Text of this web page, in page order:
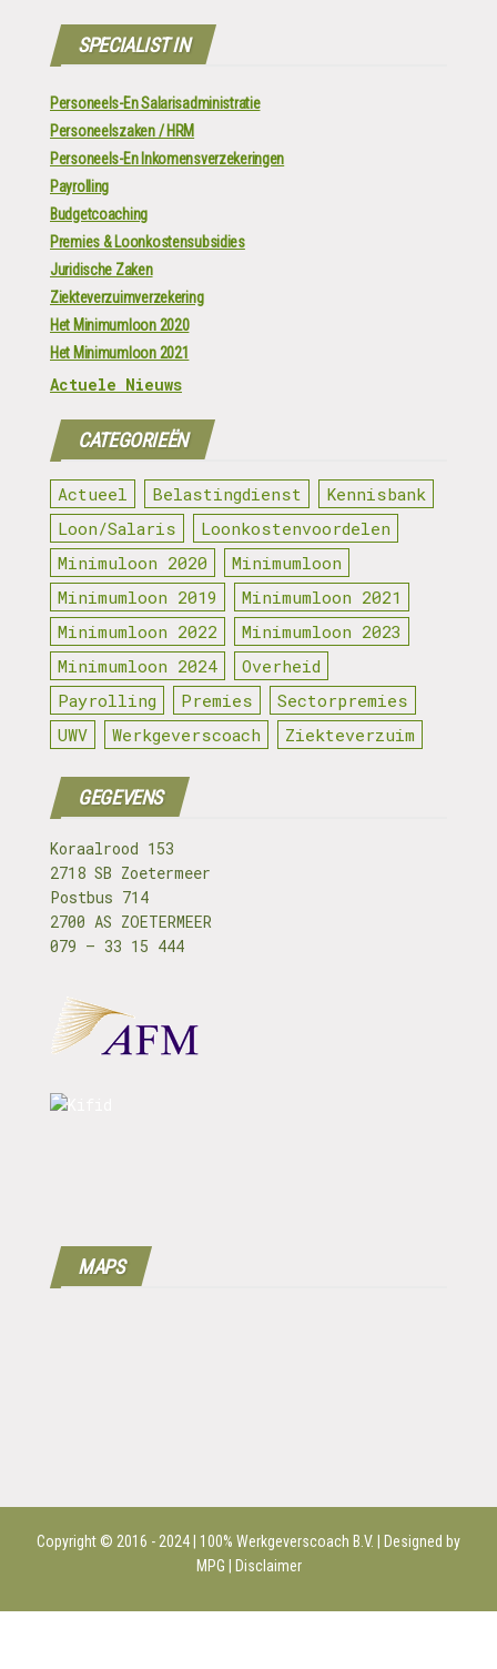
SPECIALIST IN
Personeels-En Salarisadministratie
Personeelszaken / HRM
Personeels-En Inkomensverzekeringen
Payrolling
Budgetcoaching
Premies & Loonkostensubsidies
Juridische Zaken
Ziekteverzuimverzekering
Het Minimumloon 2020
Het Minimumloon 2021
Actuele Nieuws
CATEGORIEËN
Actueel Belastingdienst
Kennisbank
Loon/Salaris
Loonkostenvoordelen
Minimuloon 2020
Minimumloon
Minimumloon 2019
Minimumloon 2021
Minimumloon 2022
Minimumloon 2023
Minimumloon 2024
Overheid
Payrolling
Premies
Sectorpremies
UWV
Werkgeverscoach Ziekteverzuim
GEGEVENS
Koraalrood 153
2718 SB Zoetermeer
Postbus 714
2700 AS ZOETERMEER
079 – 33 15 444
MAPS
Copyright © 2016 - 2024 | 100% Werkgeverscoach B.V. | Designed by
MPG |
Disclaimer